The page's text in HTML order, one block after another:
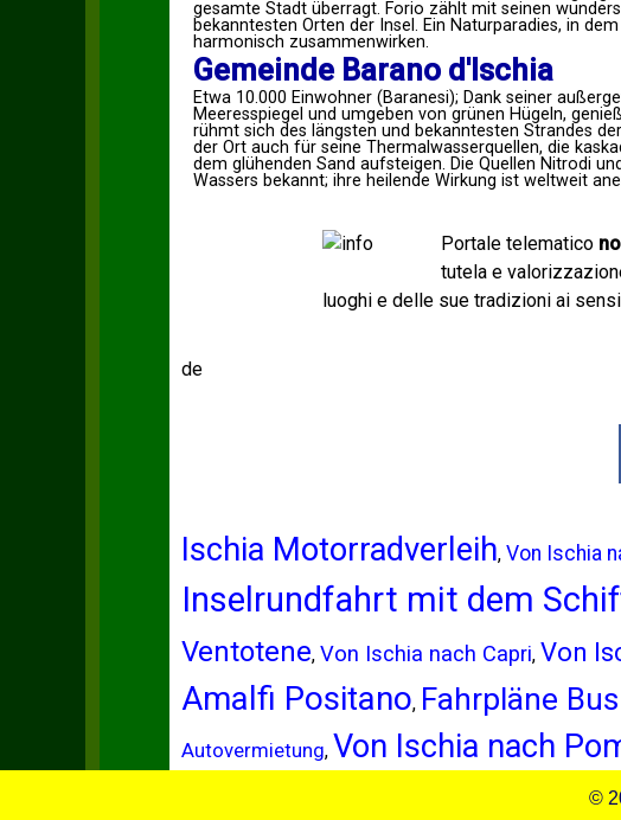
gesamte Stadt überragt. Forio zählt mit seinen
bekanntesten Orten der Insel. Ein Naturparadies, in
harmonisch zusammenwirken.
Gemeinde Barano d'Ischia
Etwa 10.000 Einwohner (Baranesi); Dank seiner
Meeresspiegel und umgeben von grünen Hügeln,
rühmt sich des längsten und bekanntesten Strandes
der Ort auch für seine Thermalwasserquellen, die
dem glühenden Sand aufsteigen. Die Quellen Nitrodi
Wassers bekannt; ihre heilende Wirkung ist weltweit
Portale telematico
tutela e
luoghi e delle sue tradizioni ai
de
Ischia Motorradverleih, Von Ischia
Inselrundfahrt mit dem
Ventotene, Von Ischia nach Capri, Von
Amalfi Positano, Fahrpläne
Autovermietung, Von Ischia nach
©